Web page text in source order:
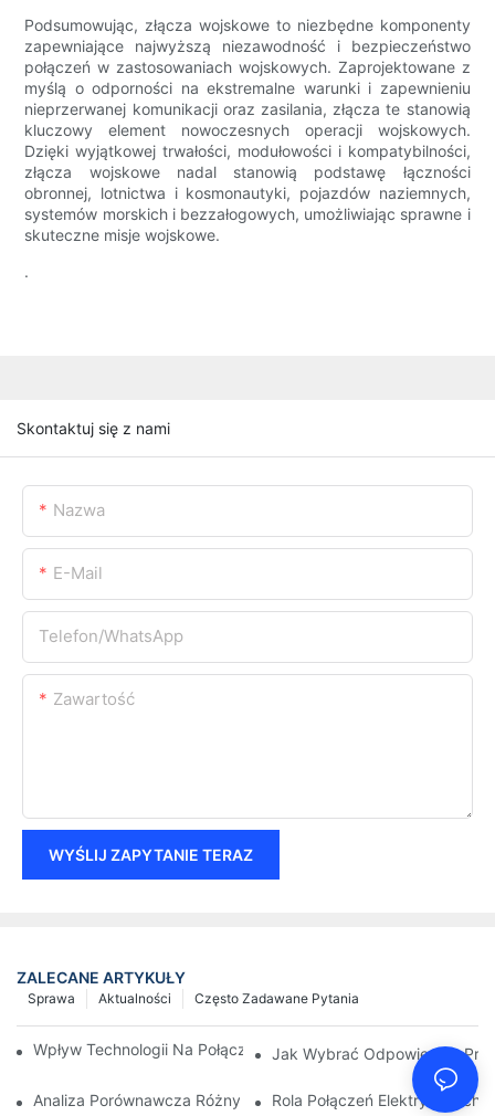
Podsumowując, złącza wojskowe to niezbędne komponenty
zapewniające najwyższą niezawodność i bezpieczeństwo
połączeń w zastosowaniach wojskowych. Zaprojektowane z
myślą o odporności na ekstremalne warunki i zapewnieniu
nieprzerwanej komunikacji oraz zasilania, złącza te stanowią
kluczowy element nowoczesnych operacji wojskowych.
Dzięki wyjątkowej trwałości, modułowości i kompatybilności,
złącza wojskowe nadal stanowią podstawę łączności
obronnej, lotnictwa i kosmonautyki, pojazdów naziemnych,
systemów morskich i bezzałogowych, umożliwiając sprawne i
skuteczne misje wojskowe.
.
Skontaktuj się z nami
Nazwa
E-Mail
Telefon/WhatsApp
Zawartość
WYŚLIJ ZAPYTANIE TERAZ
ZALECANE ARTYKUŁY
Często Zadawane Pytania
Aktualności
Sprawa
Wpływ Technologii Na Połączenia Elektryczne W Elektronice
Jak Wybrać Odpowiednie
Analiza Porównawcza Różnych Typów Połączeń Elektrycznych
Rola Połączeń Elektrycznych